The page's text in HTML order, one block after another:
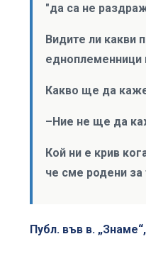
"да са не
Видите ли какви
едноплеменници
Какво ще да
–Ние не ще да
Кой ни е крив
че сме родени
Публ. във в.